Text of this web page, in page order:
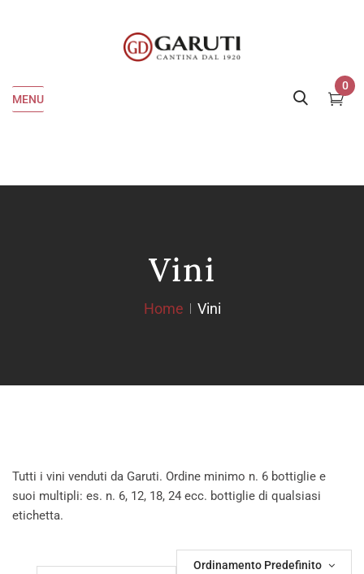
MENU
0
Vini
Home Vini
Tutti i vini venduti da Garuti. Ordine minimo n. 6 bottiglie e
suoi multipli: es. n. 6, 12, 18, 24 ecc. bottiglie di qualsiasi
etichetta.
Ordinamento Predefinito